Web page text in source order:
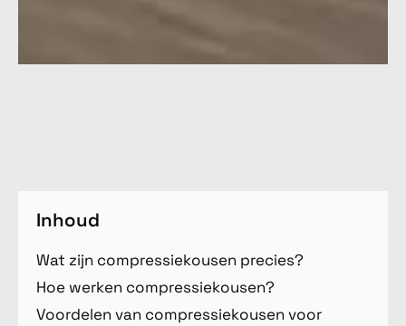
Inhoud
Wat zijn compressiekousen precies?
Hoe werken compressiekousen?
Voordelen van compressiekousen voor